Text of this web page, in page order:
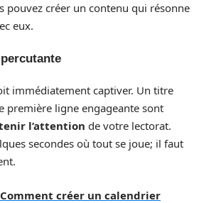
pouvez créer un contenu qui résonne
eux.
immédiatement captiver. Un titre
première ligne engageante sont
l’attention de votre lectorat.
secondes où tout se joue; il faut
Comment créer un calendrier